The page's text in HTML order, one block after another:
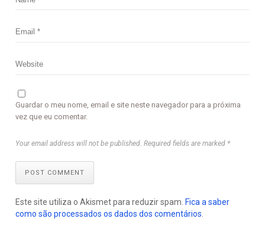
Guardar o meu nome, email e site neste navegador para a próxima
vez que eu comentar.
Your email address will not be published. Required fields are marked *
POST COMMENT
Este site utiliza o Akismet para reduzir spam. Fica a saber
como são processados os dados dos comentários